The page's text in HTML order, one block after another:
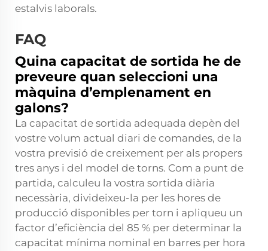
estalvis laborals.
FAQ
Quina capacitat de sortida he de
preveure quan seleccioni una
màquina d’emplenament en
galons?
La capacitat de sortida adequada depèn del
vostre volum actual diari de comandes, de la
vostra previsió de creixement per als propers
tres anys i del model de torns. Com a punt de
partida, calculeu la vostra sortida diària
necessària, divideixeu-la per les hores de
producció disponibles per torn i apliqueu un
factor d’eficiència del 85 % per determinar la
capacitat mínima nominal en barres per hora